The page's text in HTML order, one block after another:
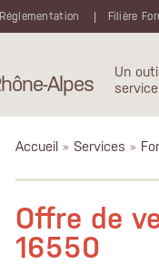
Réglementation Filière
Alpes
Un
Accueil » Services »
Offre de
16550